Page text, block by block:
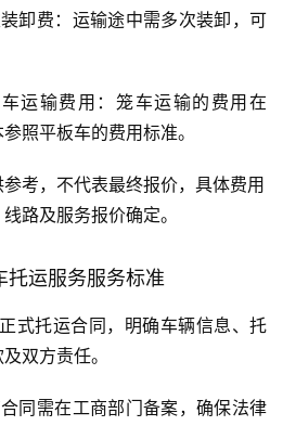
卸费：运输途中需多次装卸，可
运输费用：笼车运输的费用在
照平板车的费用标准。
考，不代表最终报价，具体费用
路及服务报价确定。
托运服务服务标准
式托运合同，明确车辆信息、托
双方责任。
同需在工商部门备案，确保法律